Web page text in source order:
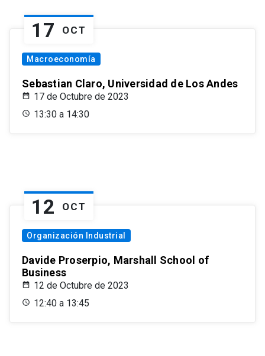
17 OCT
Macroeconomía
Sebastian Claro, Universidad de Los Andes
17 de Octubre de 2023
13:30 a 14:30
12 OCT
Organización Industrial
Davide Proserpio, Marshall School of
Business
12 de Octubre de 2023
12:40 a 13:45